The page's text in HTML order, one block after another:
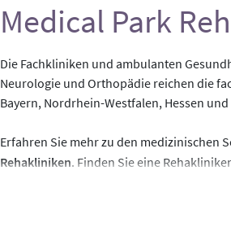
Medical Park
Die Fachkliniken und ambulanten
Neurologie und Orthopädie reichen die
Bayern, Nordrhein-Westfalen, Hessen
Erfahren Sie mehr zu den medizinischen
Rehakliniken. Finden Sie eine